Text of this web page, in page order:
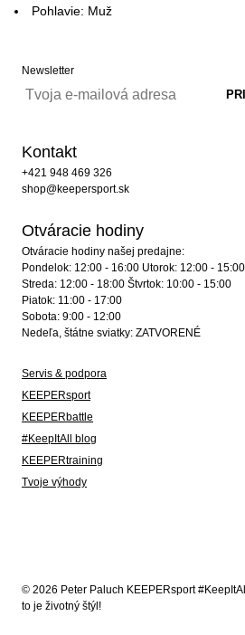
Pohlavie: Muž
Newsletter
Kontakt
+421 948 469 326
shop@keepersport.sk
Otváracie hodiny
Otváracie hodiny našej predajne:
Pondelok: 12:00 - 16:00 Utorok: 12:00 - 15:00
Streda: 12:00 - 18:00 Štvrtok: 10:00 - 15:00
Piatok: 11:00 - 17:00
Sobota: 9:00 - 12:00
Nedeľa, štátne sviatky: ZATVORENÉ
Servis & podpora
KEEPERsport
KEEPERbattle
#KeepItAll blog
KEEPERtraining
Tvoje výhody
© 2026 Peter Paluch KEEPERsport
to je životný štýl!